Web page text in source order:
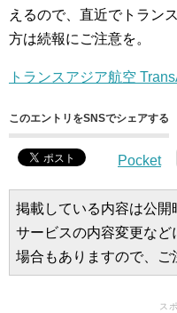
えるので、直近でトラン
方は続報にご注意を。
トランスアジア航空
このエントリをSNSでシェアする
Pocket
掲載している内容は公開
サービスの内容変更な
場合もありますので、ご
ス